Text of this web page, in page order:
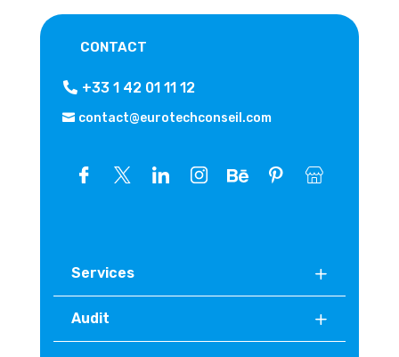
CONTACT
+33 1 42 01 11 12
contact@eurotechconseil.com
Services
Audit